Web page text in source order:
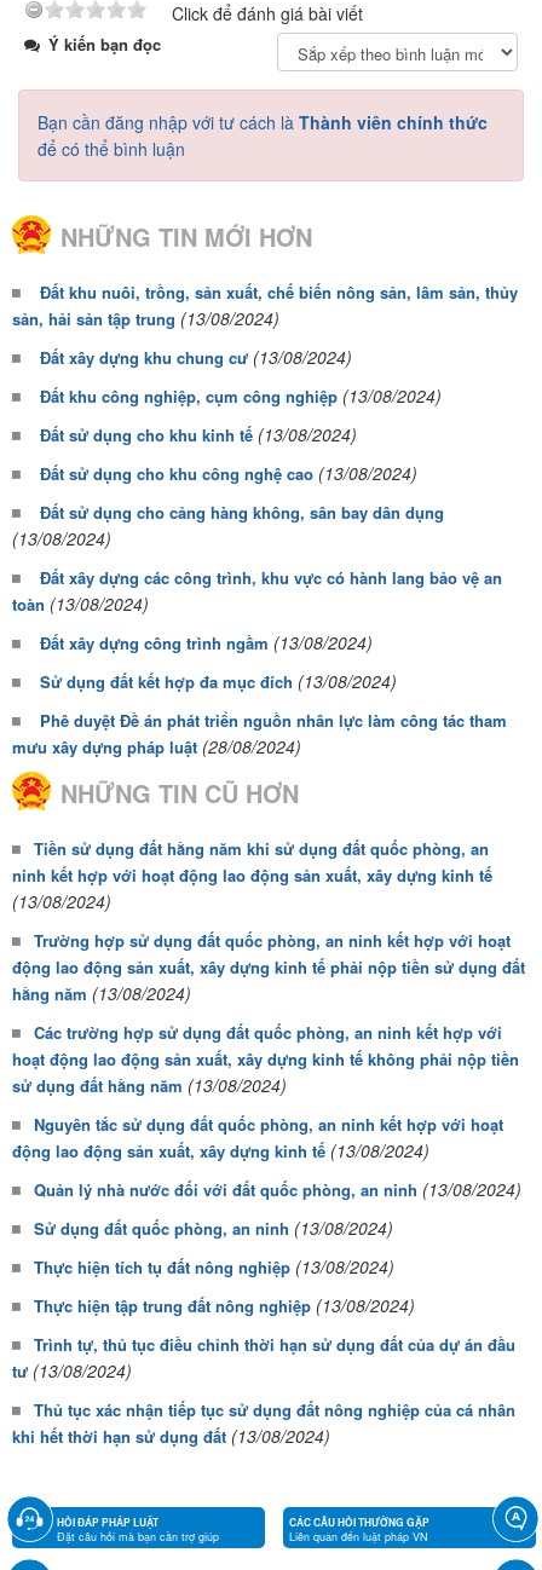
Click để đánh giá bài viết
Ý kiến bạn đọc
Bạn cần đăng nhập với tư cách là Thành viên chính thức
để có thể bình luận
NHỮNG TIN MỚI HƠN
Đất khu nuôi, trồng, sản xuất, chế biến nông sản, lâm sản, thủy
sản, hải sản tập trung (13/08/2024)
Đất xây dựng khu chung cư (13/08/2024)
Đất khu công nghiệp, cụm công nghiệp (13/08/2024)
Đất sử dụng cho khu kinh tế (13/08/2024)
Đất sử dụng cho khu công nghệ cao (13/08/2024)
Đất sử dụng cho cảng hàng không, sân bay dân dụng
(13/08/2024)
Đất xây dựng các công trình, khu vực có hành lang bảo vệ an
toàn (13/08/2024)
Đất xây dựng công trình ngầm (13/08/2024)
Sử dụng đất kết hợp đa mục đích (13/08/2024)
Phê duyệt Đề án phát triển nguồn nhân lực làm công tác tham
mưu xây dựng pháp luật (28/08/2024)
NHỮNG TIN CŨ HƠN
Tiền sử dụng đất hằng năm khi sử dụng đất quốc phòng, an
ninh kết hợp với hoạt động lao động sản xuất, xây dựng kinh tế
(13/08/2024)
Trường hợp sử dụng đất quốc phòng, an ninh kết hợp với hoạt
động lao động sản xuất, xây dựng kinh tế phải nộp tiền sử dụng đất
hằng năm (13/08/2024)
Các trường hợp sử dụng đất quốc phòng, an ninh kết hợp với
hoạt động lao động sản xuất, xây dựng kinh tế không phải nộp tiền
sử dụng đất hằng năm (13/08/2024)
Nguyên tắc sử dụng đất quốc phòng, an ninh kết hợp với hoạt
động lao động sản xuất, xây dựng kinh tế (13/08/2024)
Quản lý nhà nước đối với đất quốc phòng, an ninh (13/08/2024)
Sử dụng đất quốc phòng, an ninh (13/08/2024)
Thực hiện tích tụ đất nông nghiệp (13/08/2024)
Thực hiện tập trung đất nông nghiệp (13/08/2024)
Trình tự, thủ tục điều chỉnh thời hạn sử dụng đất của dự án đầu
tư (13/08/2024)
Thủ tục xác nhận tiếp tục sử dụng đất nông nghiệp của cá nhân
khi hết thời hạn sử dụng đất (13/08/2024)
HỎI ĐÁP PHÁP LUẬT
Đặt câu hỏi mà bạn cần trợ giúp
CÁC CÂU HỎI THƯỜNG GẶP
Liên quan đến luật pháp VN